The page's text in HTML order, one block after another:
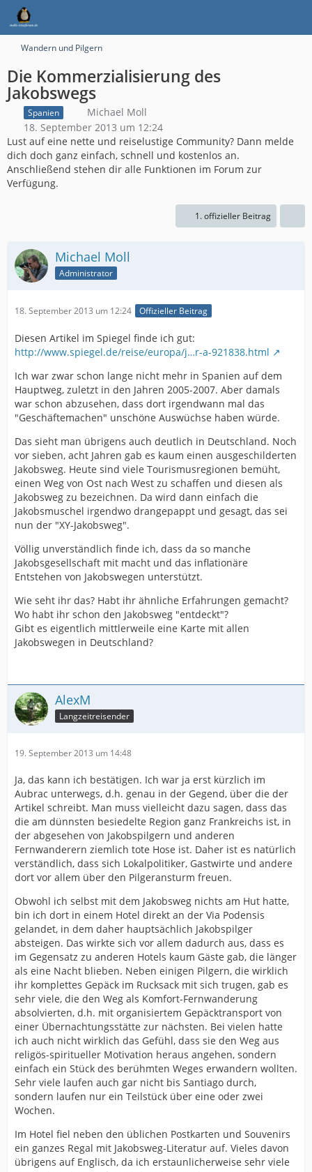
Wandern und Pilgern
Die Kommerzialisierung des
Jakobswegs
Spanien
Michael Moll
18. September 2013 um 12:24
Lust auf eine nette und reiselustige Community? Dann melde
dich doch ganz einfach, schnell und kostenlos an.
Anschließend stehen dir alle Funktionen im Forum zur
Verfügung.
1. offizieller Beitrag
Michael Moll
Administrator
18. September 2013 um 12:24 Offizieller Beitrag
Diesen Artikel im Spiegel finde ich gut:
http://www.spiegel.de/reise/europa/j…r-a-921838.html
Ich war zwar schon lange nicht mehr in Spanien auf dem
Hauptweg, zuletzt in den Jahren 2005-2007. Aber damals
war schon abzusehen, dass dort irgendwann mal das
"Geschäftemachen" unschöne Auswüchse haben würde.
Das sieht man übrigens auch deutlich in Deutschland. Noch
vor sieben, acht Jahren gab es kaum einen ausgeschilderten
Jakobsweg. Heute sind viele Tourismusregionen bemüht,
einen Weg von Ost nach West zu schaffen und diesen als
Jakobsweg zu bezeichnen. Da wird dann einfach die
Jakobsmuschel irgendwo drangepappt und gesagt, das sei
nun der "XY-Jakobsweg".
Völlig unverständlich finde ich, dass da so manche
Jakobsgesellschaft mit macht und das inflationäre
Entstehen von Jakobswegen unterstützt.
Wie seht ihr das? Habt ihr ähnliche Erfahrungen gemacht?
Wo habt ihr schon den Jakobsweg "entdeckt"?
Gibt es eigentlich mittlerweile eine Karte mit allen
Jakobswegen in Deutschland?
AlexM
Langzeitreisender
19. September 2013 um 14:48
Ja, das kann ich bestätigen. Ich war ja erst kürzlich im
Aubrac unterwegs, d.h. genau in der Gegend, über die der
Artikel schreibt. Man muss vielleicht dazu sagen, dass das
die am dünnsten besiedelte Region ganz Frankreichs ist, in
der abgesehen von Jakobspilgern und anderen
Fernwanderern ziemlich tote Hose ist. Daher ist es natürlich
verständlich, dass sich Lokalpolitiker, Gastwirte und andere
dort vor allem über den Pilgeransturm freuen.
Obwohl ich selbst mit dem Jakobsweg nichts am Hut hatte,
bin ich dort in einem Hotel direkt an der Via Podensis
gelandet, in dem daher hauptsächlich Jakobspilger
absteigen. Das wirkte sich vor allem dadurch aus, dass es
im Gegensatz zu anderen Hotels kaum Gäste gab, die länger
als eine Nacht blieben. Neben einigen Pilgern, die wirklich
ihr komplettes Gepäck im Rucksack mit sich trugen, gab es
sehr viele, die den Weg als Komfort-Fernwanderung
absolvierten, d.h. mit organisiertem Gepäcktransport von
einer Übernachtungsstätte zur nächsten. Bei vielen hatte
ich auch nicht wirklich das Gefühl, dass sie den Weg aus
religös-spiritueller Motivation heraus angehen, sondern
einfach ein Stück des berühmten Weges erwandern wollten.
Sehr viele laufen auch gar nicht bis Santiago durch,
sondern laufen nur ein Teilstück über eine oder zwei
Wochen.
Im Hotel fiel neben den üblichen Postkarten und Souvenirs
ein ganzes Regal mit Jakobsweg-Literatur auf. Vieles davon
übrigens auf Englisch, da ich erstaunlicherweise sehr viele